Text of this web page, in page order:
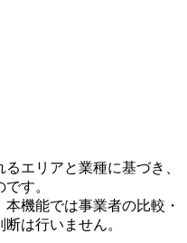
エリアと業種に基づき、
す。
機能では事業者の比較・
は行いません。